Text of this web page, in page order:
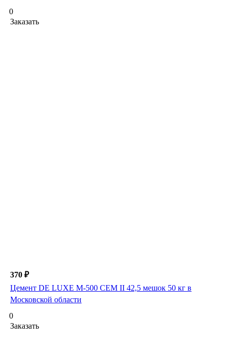
0
Заказать
370 ₽
Цемент DE LUXE М-500 СЕМ II 42,5 мешок 50 кг в
Московской области
0
Заказать